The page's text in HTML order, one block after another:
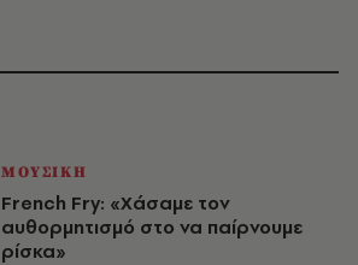
ΜΟΥΣΙΚΗ
French Fry: «Χάσαμε τον
αυθορμητισμό στο να παίρνουμε
ρίσκα»